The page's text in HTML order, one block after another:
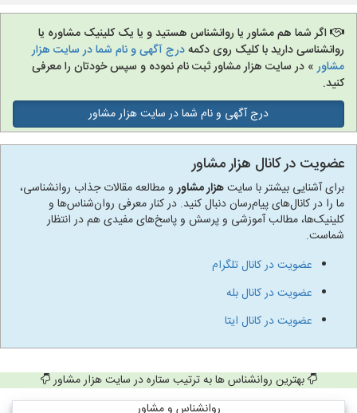
اگر شما هم مشاور یا روانشناس هستید و یا یک کلینیک مشاوره یا
روانشناسی دارید با کلیک روی دکمهدرج آگهی و نام شما در سایت هزار
مشاور» در سایت هزار مشاور ثبت نام نموده و سپس خودتان را معرفی
کنید.
درج آگهی و نام شما در سایت هزار مشاور
عضویت در کانال هزار مشاور
برای آشنایی بیشتر با سایتهزار مشاورو مطالعه مقالات جذاب روانشناسی،
ما را در کانال‌های پیام‌رسان دنبال کنید. در کنار معرفی روان‌شناس‌ها و
کلینیک‌ها، مطالب آموزشی و پرسش و پاسخ‌های مفیدی هم در انتظار
شماست.
عضویت در کانال تلگرام
عضویت در کانال بله
عضویت در کانال ایتا
بهترین روانشناس ها به ترتیب ستاره در سایت هزار مشاور
روانشناس و مشاور